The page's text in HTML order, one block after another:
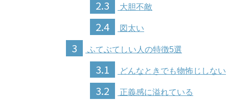
2.3 大胆不敵
2.4 図太い
3 ふてぶてしい人の特徴5選
3.1 どんなときでも物怖じしない
3.2 正義感に溢れている